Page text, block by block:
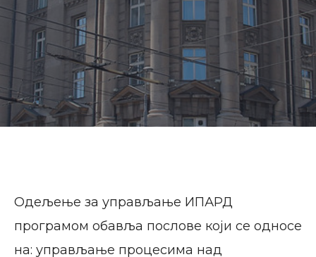
Одељење за управљање ИПАРД
програмом обавља послове који се односе
на: управљање процесима над